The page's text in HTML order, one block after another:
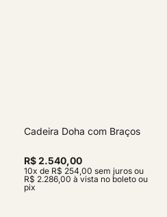
Cadeira Doha com Braços
R$ 2.540,00
10x de R$ 254,00 sem juros ou
R$ 2.286,00 à vista no boleto ou
pix